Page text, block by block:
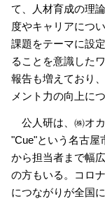
て、人材育成の理
度やキャリアにつ
課題をテーマに設
ることを意識した
報告も増えており
メント力の向上に
公人研は、㈱オ
"Cue"という名古
から担当者まで幅
の方もいる。コロ
につながりが全国